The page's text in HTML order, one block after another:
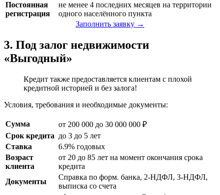
Постоянная
регистрация
не менее 4 последних месяцев на территории
одного населённого пункта
Заполнить заявку →
3. Под залог недвижимости
«Выгодный»
Кредит также предоставляется клиентам с плохой
кредитной историей и без залога!
Условия, требования и необходимые документы:
Сумма
от 200 000 до 30 000 000 ₽
Срок кредита до 3 до 5 лет
Ставка
6.9% годовых
Возраст
клиента
от 20 до 85 лет на момент окончания срока
кредита
Документы
Справка по форм. банка, 2-НДФЛ, 3-НДФЛ,
выписка со счета